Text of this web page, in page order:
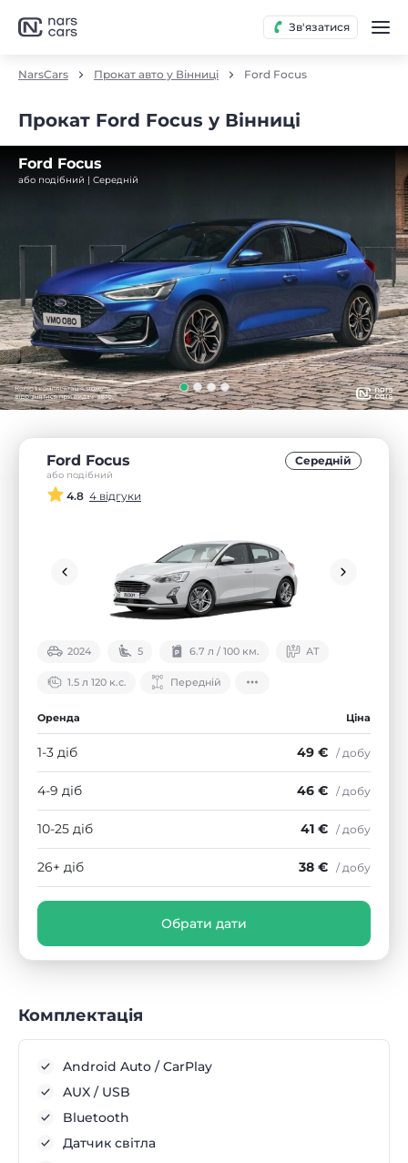
Зв'язатися
NarsCars Прокат авто у Вінниці Ford Focus
Прокат Ford Focus у Вінниці
Ford Focus
або подібний | Середнiй
Ford Focus
або подібний
Середнiй
4.8 4 відгуки
2024 5 6.7 л / 100 км. АТ
1.5 л 120 к.с. Передній
Оренда Ціна
1-3 діб 49 € / добу
4-9 діб 46 € / добу
10-25 діб 41 € / добу
26+ діб 38 € / добу
Обрати дати
Комплектація
Android Auto / CarPlay
AUX / USB
Bluetooth
Датчик світла